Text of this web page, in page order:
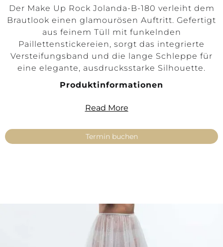
Der Make Up Rock Jolanda-B-180 verleiht dem
Brautlook einen glamourösen Auftritt. Gefertigt
aus feinem Tüll mit funkelnden
Paillettenstickereien, sorgt das integrierte
Versteifungsband und die lange Schleppe für
eine elegante, ausdrucksstarke Silhouette.
Produktinformationen
Stil: A-Linie
Größen: 34, 36, 38, 40, 42, 44, 46, 48, 50, 52,
Versand – nur mit Anprobe in unseren
Filialen erhältlich
Key Features
Read More
Termin buchen